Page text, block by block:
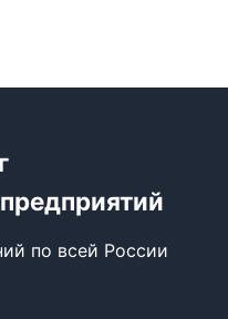
по всей России